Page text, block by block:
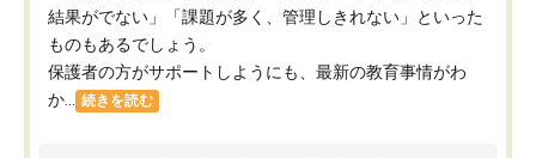
結果がでない」「課題が多く、管理しきれない」といった
ものもあるでしょう。
保護者の方がサポートしようにも、最新の教育事情がわ
か...
続きを読む